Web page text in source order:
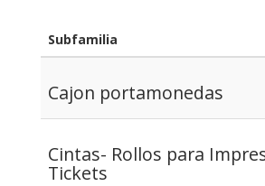
Subfamilia
Cajon portamonedas
Cintas- Rollos para
Tickets